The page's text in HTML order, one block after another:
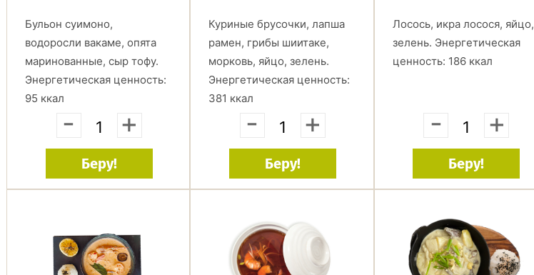
Бульон суимоно,
водоросли вакаме, опята
маринованные, сыр тофу.
Энергетическая ценность:
95 ккал
- +
Беру!
Куриные брусочки, лапша
рамен, грибы шиитаке,
морковь, яйцо, зелень.
Энергетическая ценность:
381 ккал
- +
Беру!
Лосось, икра лосося, яйцо,
зелень. Энергетическая
ценность: 186 ккал
- +
Беру!